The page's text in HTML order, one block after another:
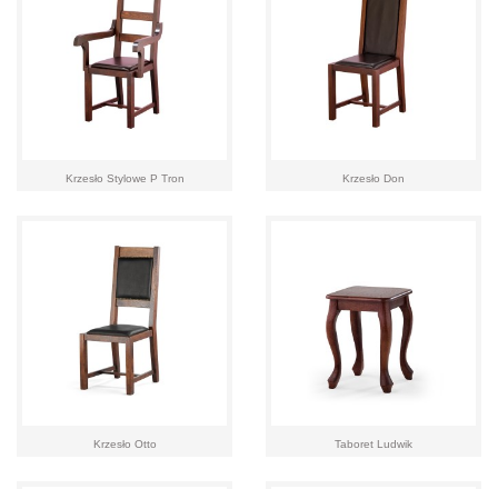
Krzesło Stylowe P Tron Krzesło Don
Krzesło Otto Taboret Ludwik